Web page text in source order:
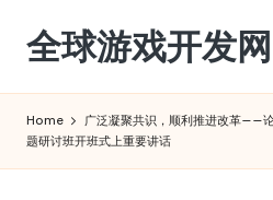
Skip
content
全球游戏开发网
Home
广泛凝聚共识，顺利推进改革——
题研讨班开班式上重要讲话